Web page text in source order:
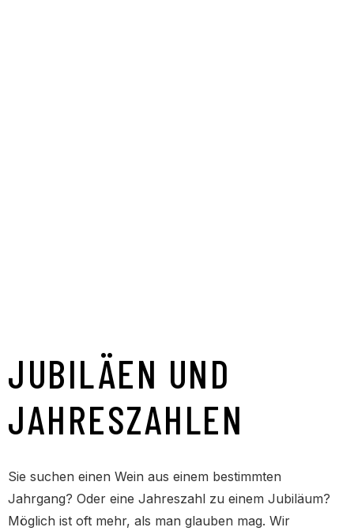
JUBILÄEN UND
JAHRESZAHLEN
Sie suchen einen Wein aus einem bestimmten
Jahrgang? Oder eine Jahreszahl zu einem Jubiläum?
Möglich ist oft mehr, als man glauben mag. Wir